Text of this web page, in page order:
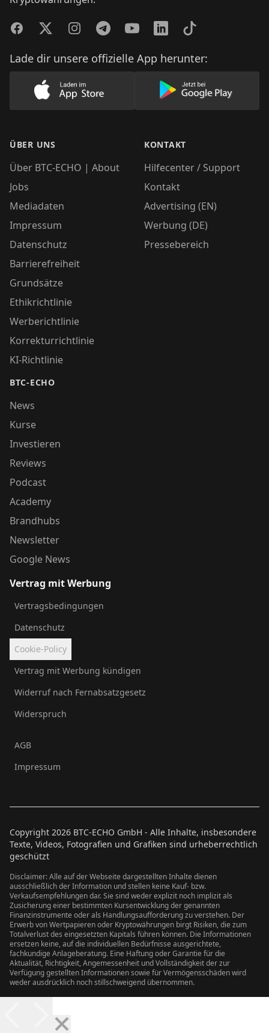
FacebookTwitterInstagramTelegramYouTubeLinkedInTikTok
Lade dir unsere offizielle App herunter:
Lade unsere App im AppStore herunter
Lade unsere
ÜBER UNS
Über BTC-ECHO | About
Jobs
Mediadaten
Impressum
Datenschutz
Barrierefreiheit
Grundsätze
Ethikrichtlinie
Werberichtlinie
Korrekturrichtlinie
KI-Richtlinie
BTC-ECHO
News
Kurse
Investieren
Reviews
Podcast
Academy
Brandhubs
Newsletter
Google News
KONTAKT
Hilfecenter / Support
Kontakt
Advertising (EN)
Werbung (DE)
Pressebereich
Vertrag mit Werbung
Vertragsbedingungen
Datenschutz
Cookie-Policy
Vertrag mit Werbung kündigen
Widerruf nach Fernabsatzgesetz
Widerspruch
AGB
Impressum
Copyright 2026 BTC-ECHO GmbH - Alle Inhalte, insbesondere
Texte, Videos, Fotografien und Grafiken sind urheberrechtlich
geschützt
Disclaimer: Alle auf der Webseite dargestellten Inhalte dienen
ausschließlich der Information und stellen keine Kauf- bzw.
Verkaufsempfehlungen dar. Sie sind weder explizit noch implizit als
Zusicherung einer bestimmten Kursentwicklung der genannten
Finanzinstrumente oder als Handlungsaufforderung zu verstehen. Der
Erwerb von Wertpapieren oder Kryptowährungen birgt Risiken, die zum
Totalverlust des eingesetzten Kapitals führen können. Die Informationen
ersetzen keine, auf die individuellen Bedürfnisse ausgerichtete,
fachkundige Anlageberatung. Eine Haftung oder Garantie für die
Aktualität, Richtigkeit, Angemessenheit und Vollständigkeit der zur
Verfügung gestellten Informationen sowie für Vermögensschäden wird
weder ausdrücklich noch stillschweigend übernommen.